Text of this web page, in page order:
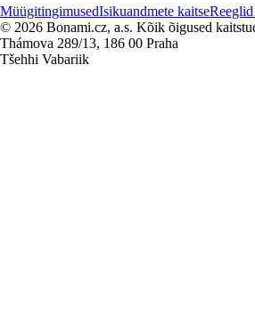
MüügitingimusedIsikuandmete kaitseReeglid
© 2026 Bonami.cz, a.s. Kõik õigused
Thámova 289/13, 186 00 Praha
Tšehhi Vabariik